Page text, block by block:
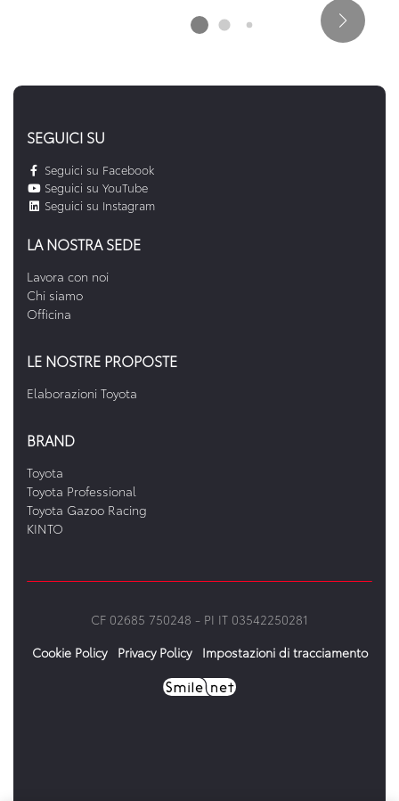
SEGUICI SU
Seguici su Facebook
Seguici su YouTube
Seguici su Instagram
LA NOSTRA SEDE
Lavora con noi
Chi siamo
Officina
LE NOSTRE PROPOSTE
Elaborazioni Toyota
BRAND
Toyota
Toyota Professional
Toyota Gazoo Racing
KINTO
CF 02685 750248 - PI IT 03542250281
Cookie Policy
Privacy Policy Impostazioni di tracciamento